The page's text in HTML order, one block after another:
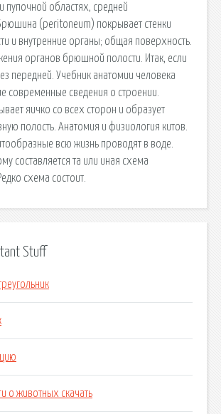
пупочной областях, средней
(peritoneum) покрывает стенки
и внутренние органы; общая поверхность.
органов брюшной полости. Итак, если
передней. Учебник анатомии человека
современные сведения о строении.
яичко со всех сторон и образует
полость. Анатомия и физиология китов.
всю жизнь проводят в воде.
составляется та или иная схема
схема состоит.
Stuff
о животных скачать